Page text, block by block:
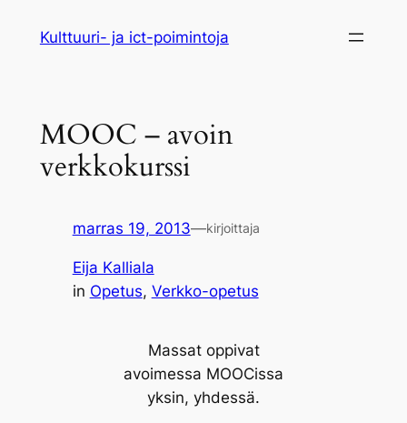
sisältöön
Kulttuuri- ja ict-poimintoja
MOOC – avoin
verkkokurssi
marras 19, 2013—kirjoittaja
Eija Kalliala
in Opetus, Verkko-opetus
Massat oppivat
avoimessa MOOCissa
yksin, yhdessä.